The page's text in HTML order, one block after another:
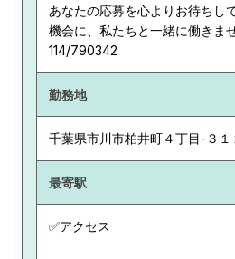
あなたの応募を心よりお待ちし
機会に、私たちと一緒に働きま
114/790342
勤務地
千葉県市川市柏井町４丁目-３１
最寄駅
✅アクセス